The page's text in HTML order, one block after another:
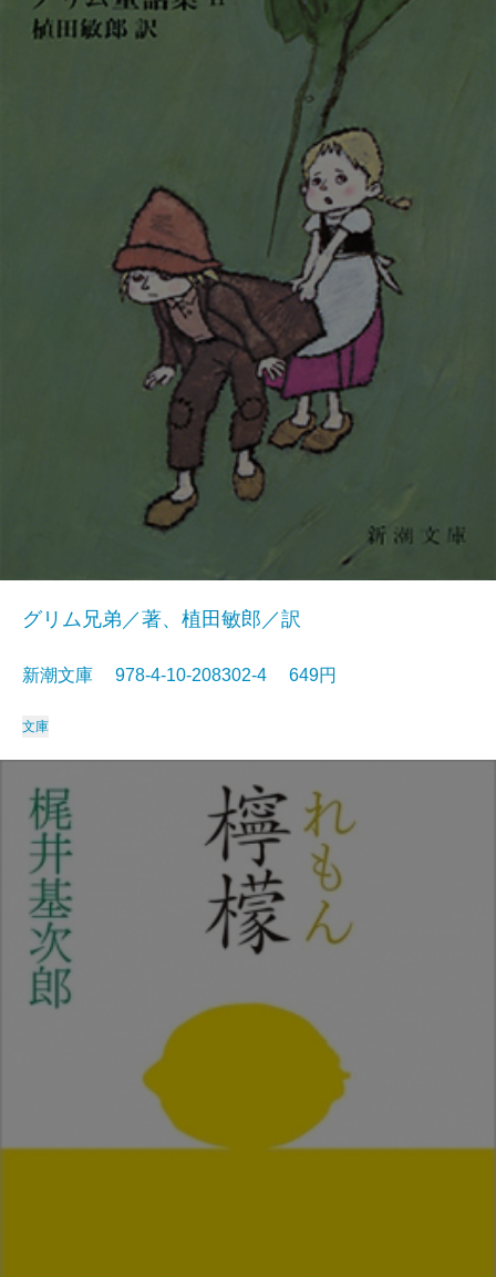
グリム兄弟／著、植田敏郎／訳
新潮文庫 978-4-10-208302-4 649円
文庫